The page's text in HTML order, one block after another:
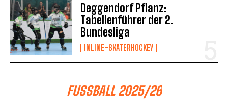
Deggendorf Pflanz:
Tabellenführer der 2.
Bundesliga
INLINE-SKATERHOCKEY
FUSSBALL 2025/26